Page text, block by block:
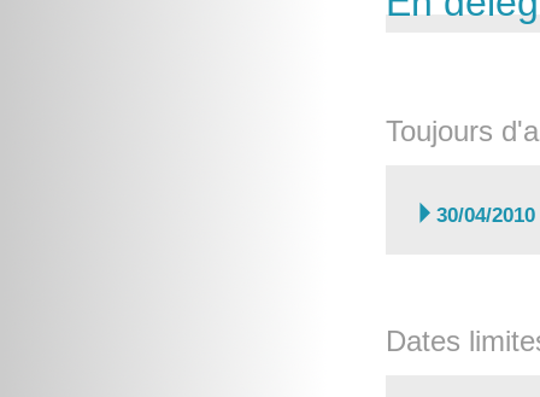
Toujours
 30/04/2010
Dates